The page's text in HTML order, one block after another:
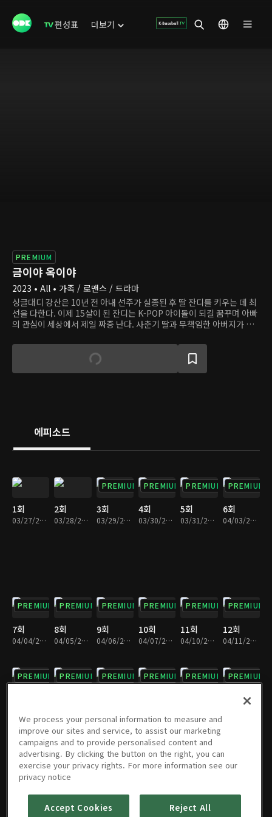
편성표 더보기
PREMIUM
금이야 옥이야
2023 • All • 가족 / 로맨스 / 드라마
싱글대디 강산은 10년 전 아내 선주가 실종된 후 딸 잔디를 키우는 데 최
선을 다한다. 이제 15살이 된 잔디는 K-POP 아이돌이 되길 꿈꾸며 아빠
의 관심이 세상에서 제일 짜증 난다. 사춘기 딸과 무책임한 아버지가 치
때, 한줄기 빛처럼 새로운 사랑이 찾아온다. 큰 식품기업 집안의 딸 미래
는 친부에게 버려지고 입양된 아픔이 있고, 자신처럼 상처받은 아이들의
치유를 돕고 싶다는 꿈을 품고 있다. 그 꿈을 실현하는 첫발을 내딛는 시
에피소드
1회
03/27/2023 • 28분
2회
03/28/2023 • 29분
PREMIUM
3회
03/29/2023 • 29분
PREMIUM
4회
03/30/2023 • 29분
PREMIUM
5회
03/31/2023 • 29분
PREMIUM
6회
04/03/2023 • 29분
PREMIUM
7회
04/04/2023 • 28분
PREMIUM
8회
04/05/2023 • 28분
PREMIUM
9회
04/06/2023 • 29분
PREMIUM
10회
04/07/2023 • 29분
PREMIUM
11회
04/10/2023 • 29분
PREMIUM
12회
04/11/2023 • 29분
PREMIUM PREMIUM PREMIUM PREMIUM PREMIUM PREMIUM
PREMIUM
19회
04/20/2023 • 28분
PREMIUM
20회
PREMIUM
21회
PREMIUM
22회
PREMIUM
23회 24회
We process your personal information to measure and
improve our sites and service, to assist our marketing
campaigns and to provide personalised content and
advertising. By clicking the button on the right, you can
exercise your privacy rights. For more information see our
privacy notice
Accept Cookies Reject All